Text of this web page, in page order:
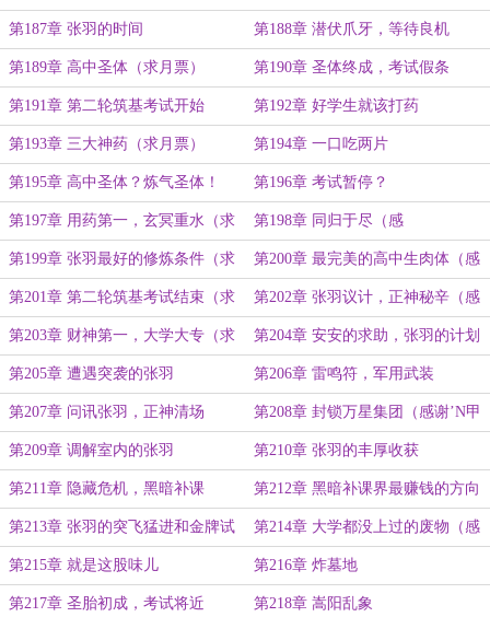
月票） 啊’打赏盟主）
第187章 张羽的时间 第188章 潜伏爪牙，等待良机
第189章 高中圣体（求月票） 第190章 圣体终成，考试假条
第191章 第二轮筑基考试开始 第192章 好学生就该打药
第193章 三大神药（求月票） 第194章 一口吃两片
第195章 高中圣体？炼气圣体！
（求月票）
第196章 考试暂停？
第197章 用药第一，玄冥重水（求
月票）
第198章 同归于尽（感
谢’lyrical000’打赏盟主）
第199章 张羽最好的修炼条件（求
月票）
第200章 最完美的高中生肉体（感
谢’忽有狂徒夜磨刀s’打赏盟主）
第201章 第二轮筑基考试结束（求
月票）
第202章 张羽议计，正神秘辛（感
谢’rap演唱会首席手语师’打赏盟）
第203章 财神第一，大学大专（求
月票）
第204章 安安的求助，张羽的计划
第205章 遭遇突袭的张羽 第206章 雷鸣符，军用武装
第207章 问讯张羽，正神清场 第208章 封锁万星集团（感谢’N甲
基_1苯基丙_2胺’打赏盟主）
第209章 调解室内的张羽 第210章 张羽的丰厚收获
第211章 隐藏危机，黑暗补课 第212章 黑暗补课界最赚钱的方向
第213章 张羽的突飞猛进和金牌试
课
第214章 大学都没上过的废物（感
谢‘敛醉颜’打赏盟主）
第215章 就是这股味儿 第216章 炸墓地
第217章 圣胎初成，考试将近 第218章 嵩阳乱象